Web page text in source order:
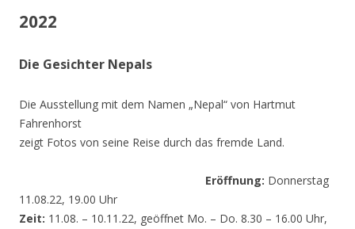
2022
Die Gesichter Nepals
Die Ausstellung mit dem Namen „Nepal“ von Hartmut
Fahrenhorst
zeigt Fotos von seine Reise durch das fremde Land.
Eröffnung: Donnerstag
11.08.22, 19.00 Uhr
Zeit: 11.08. – 10.11.22, geöffnet Mo. – Do. 8.30 – 16.00 Uhr,